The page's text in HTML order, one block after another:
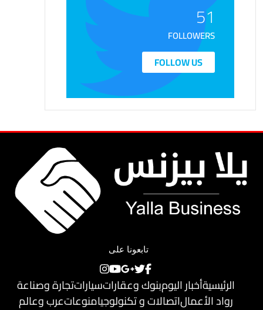
51
FOLLOWERS
FOLLOW US
تابعونا على
الرئيسيةأخبار اليومبنوك وعقاراتسياراتتجارة وصناعة
رواد الأعمالاتصالات و تكنولوجيامنوعاتعرب وعالم